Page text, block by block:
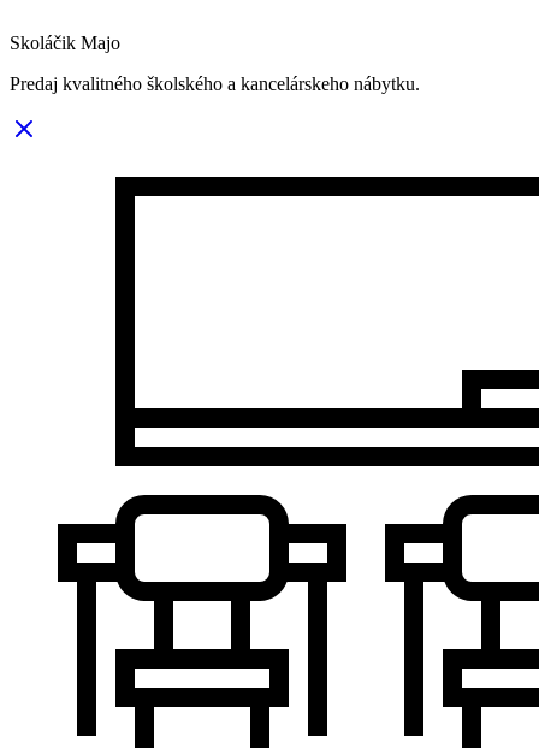
Skoláčik Majo
Predaj kvalitného školského a kancelárskeho nábytku.